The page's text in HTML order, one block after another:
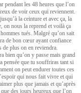
pendant les 48 heures que l’on
de voir ceux qui reviennent.
la ceinture et avec ça, la
on nous la reprend et voilà ça
tués. Malgré qu’on sait
de bon cœur ayant confiance
de plus on en reviendra.
bien qu’on y passe mais grand
pensée que tu souffriras tant si
on peut endurer toutes ces
qui nous fait vivre et qui
plus que jamais et qu’après
des jours heureux que l’on